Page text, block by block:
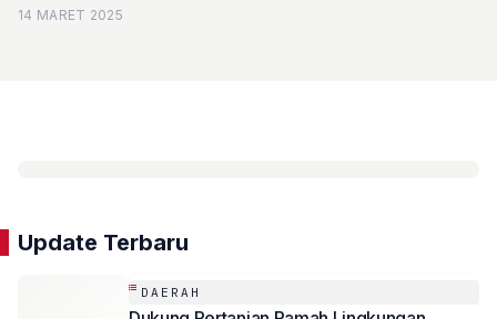
14 MARET 2025
Update Terbaru
DAERAH